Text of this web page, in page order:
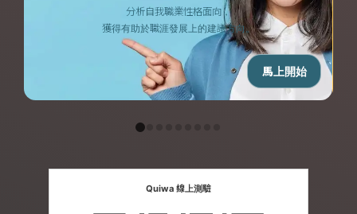
分析自我職業性格面向，
獲得有助於職涯發展上的建議方向。
馬上開始
Quiwa 線上測驗